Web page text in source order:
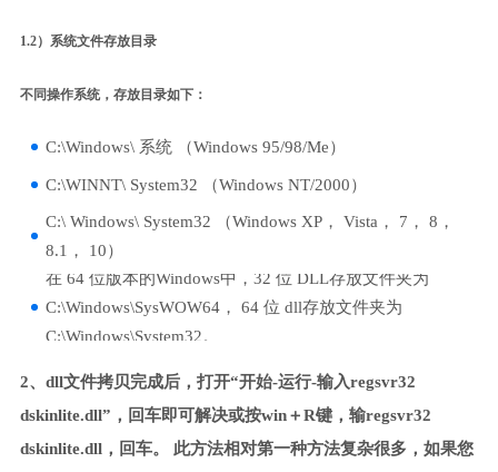
1.2）系统文件存放目录
不同操作系统，存放目录如下：
C:\Windows\ 系统 （Windows 95/98/Me）
C:\WINNT\ System32 （Windows NT/2000）
C:\ Windows\ System32 （Windows XP， Vista， 7， 8，
8.1， 10）
在 64 位版本的Windows中，32 位 DLL存放文件夹为
C:\Windows\SysWOW64， 64 位 dll存放文件夹为
C:\Windows\System32。
2、dll文件拷贝完成后，打开“开始-运行-输入regsvr32
dskinlite.dll”，回车即可解决或按win＋R键，输regsvr32
dskinlite.dll，回车。 此方法相对第一种方法复杂很多，如果您